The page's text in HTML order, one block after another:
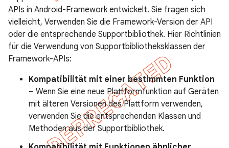
APIs in Android-Framework entwickelt. Sie fragen sich
vielleicht, Verwenden Sie die Framework-Version der API
oder die entsprechende Supportbibliothek. Hier Richtlinien
für die Verwendung von Supportbibliotheksklassen der
Framework-APIs:
Kompatibilität mit einer bestimmten Funktion
– Wenn Sie eine neue Plattformfunktion auf Geräten
mit älteren Versionen des Plattform verwenden,
verwenden Sie die entsprechenden Klassen und
Methoden aus der Supportbibliothek.